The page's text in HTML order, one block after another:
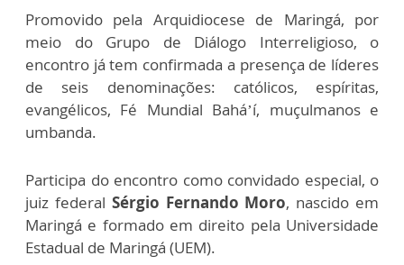
Promovido pela Arquidiocese de Maringá, por
meio do Grupo de Diálogo Interreligioso, o
encontro já tem confirmada a presença de líderes
de seis denominações: católicos, espíritas,
evangélicos, Fé Mundial Bahá’í, muçulmanos e
umbanda.
Participa do encontro como convidado especial, o
juiz federal Sérgio Fernando Moro, nascido em
Maringá e formado em direito pela Universidade
Estadual de Maringá (UEM).